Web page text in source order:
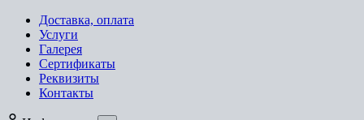
Доставка, оплата
Услуги
Галерея
Сертификаты
Реквизиты
Контакты